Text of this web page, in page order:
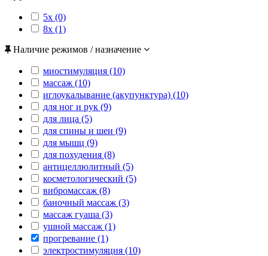
5x (0)
8x (1)
Наличие режимов / назначение
миостимуляция (10)
массаж (10)
иглоукалывание (акупунктура) (10)
для ног и рук (9)
для лица (5)
для спины и шеи (9)
для мышц (9)
для похудения (8)
антицеллюлитный (5)
косметологический (5)
вибромассаж (8)
баночный массаж (3)
массаж гуаша (3)
ушной массаж (1)
прогревание (1)
электростимуляция (10)